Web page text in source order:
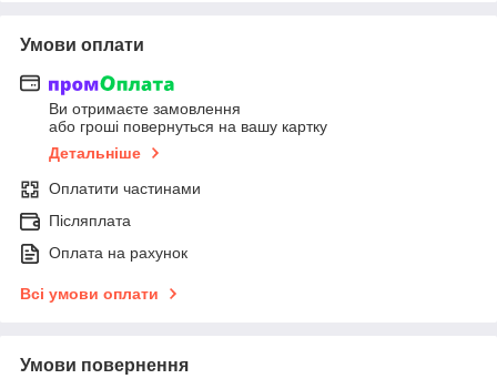
Умови оплати
Ви отримаєте замовлення
або гроші повернуться на вашу картку
Детальніше
Оплатити частинами
Післяплата
Оплата на рахунок
Всі умови оплати
Умови повернення